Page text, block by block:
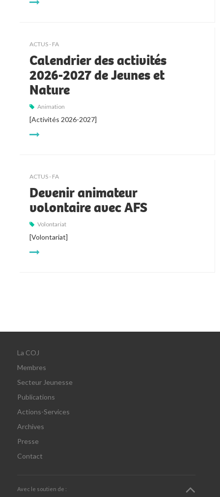
ACTUS - FA
Calendrier des activités
2026-2027 de Jeunes et
Nature
Animation
[Activités 2026-2027]
ACTUS - FA
Devenir animateur
volontaire avec AFS
Volontariat
[Volontariat]
La COJ
Membres
Secteur Jeunesse
Publications
Actions-Services
Archives
Presse
Contact
Avec le soutien de :